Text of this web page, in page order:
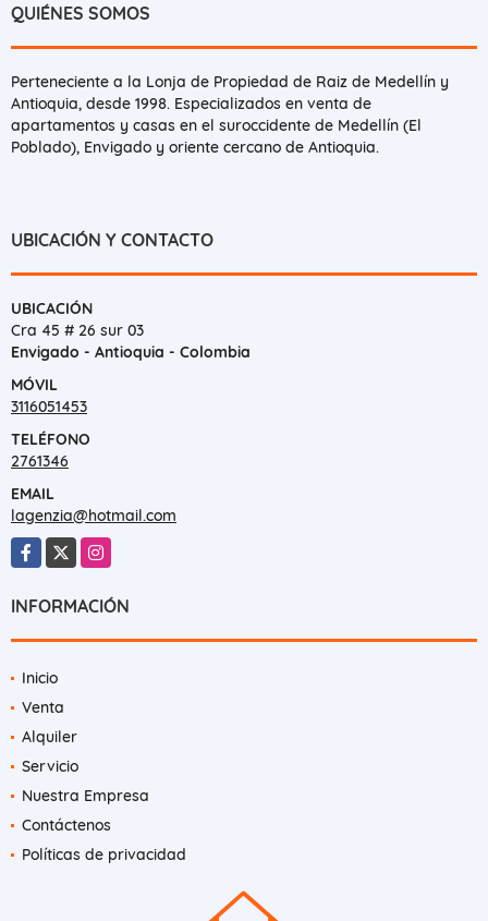
QUIÉNES SOMOS
Perteneciente a la Lonja de Propiedad de Raiz de Medellín y
Antioquia, desde 1998. Especializados en venta de
apartamentos y casas en el suroccidente de Medellín (El
Poblado), Envigado y oriente cercano de Antioquia.
UBICACIÓN Y CONTACTO
UBICACIÓN
Cra 45 # 26 sur 03
Envigado - Antioquia - Colombia
MÓVIL
3116051453
TELÉFONO
2761346
EMAIL
lagenzia@hotmail.com
Facebook
X Instagram
INFORMACIÓN
Inicio
Venta
Alquiler
Servicio
Nuestra Empresa
Contáctenos
Políticas de privacidad